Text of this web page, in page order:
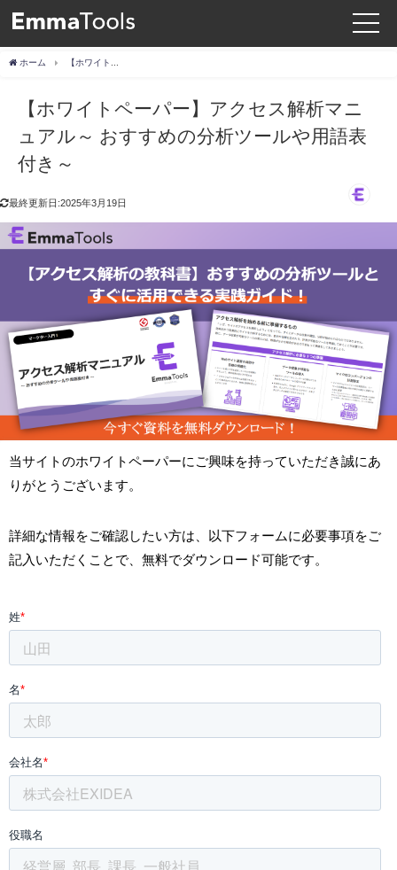
ホーム
【ホワイトペーパー】アクセス解析マニ
ュアル～ おすすめの分析ツールや用語表
付き～
最終更新日:2025年3月19日
当サイトのホワイトペーパーにご興味を持っていただき誠にあ
りがとうございます。
詳細な情報をご確認したい方は、以下フォームに必要事項をご
記入いただくことで、無料でダウンロード可能です。